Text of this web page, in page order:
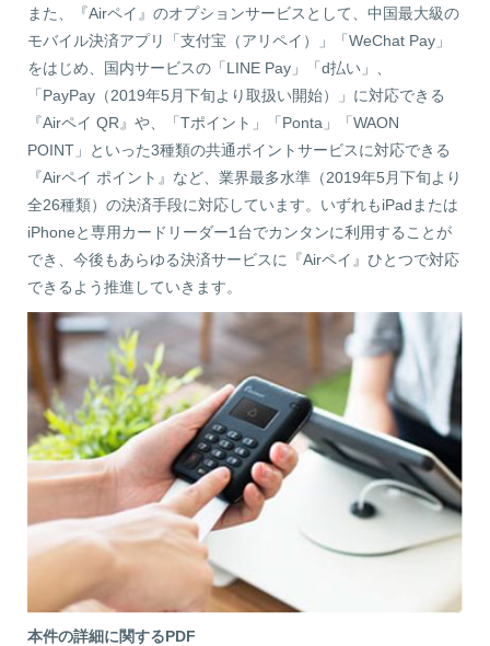
また、『Airペイ』のオプションサービスとして、中国最大級の
モバイル決済アプリ「支付宝（アリペイ）」「WeChat Pay」
をはじめ、国内サービスの「LINE Pay」「d払い」、
「PayPay（2019年5月下旬より取扱い開始）」に対応できる
『Airペイ QR』や、「Tポイント」「Ponta」「WAON
POINT」といった3種類の共通ポイントサービスに対応できる
『Airペイ ポイント』など、業界最多水準（2019年5月下旬より
全26種類）の決済手段に対応しています。いずれもiPadまたは
iPhoneと専用カードリーダー1台でカンタンに利用することが
でき、今後もあらゆる決済サービスに『Airペイ』ひとつで対応
できるよう推進していきます。
本件の詳細に関するPDF